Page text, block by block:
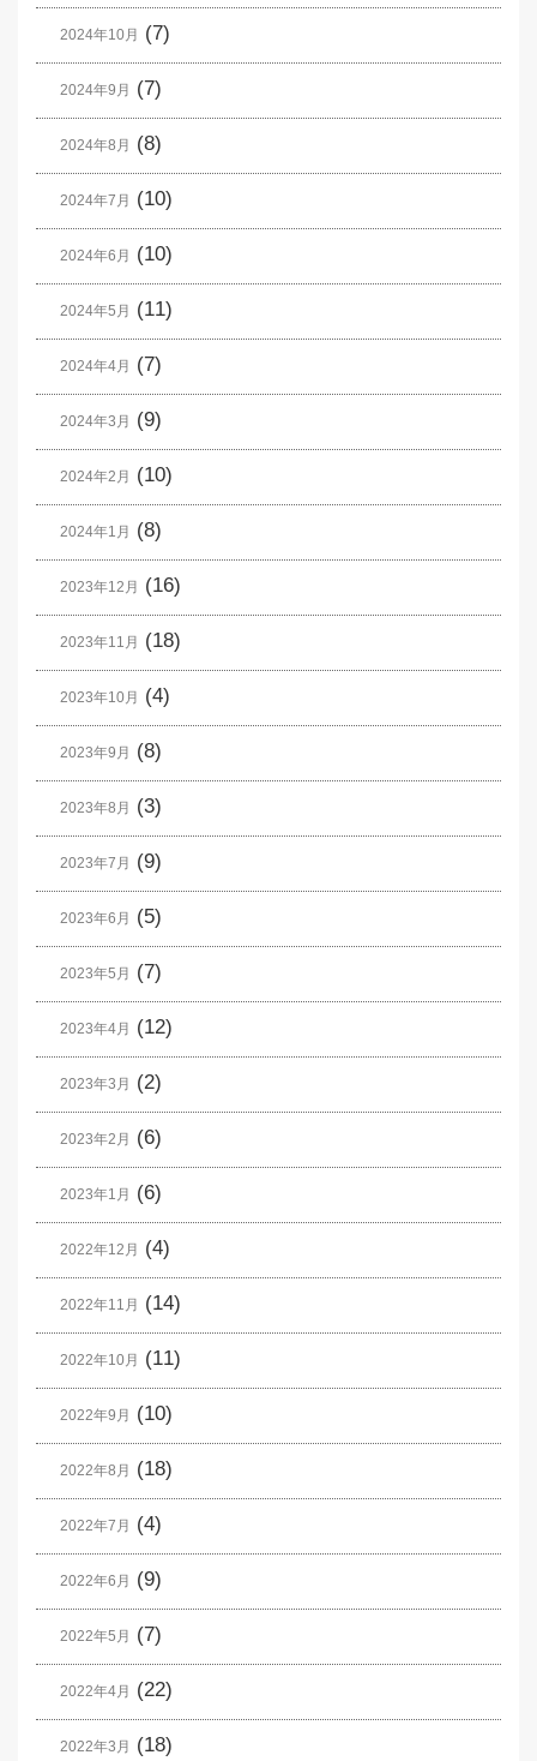
2024年10月 (7)
2024年9月 (7)
2024年8月 (8)
2024年7月 (10)
2024年6月 (10)
2024年5月 (11)
2024年4月 (7)
2024年3月 (9)
2024年2月 (10)
2024年1月 (8)
2023年12月 (16)
2023年11月 (18)
2023年10月 (4)
2023年9月 (8)
2023年8月 (3)
2023年7月 (9)
2023年6月 (5)
2023年5月 (7)
2023年4月 (12)
2023年3月 (2)
2023年2月 (6)
2023年1月 (6)
2022年12月 (4)
2022年11月 (14)
2022年10月 (11)
2022年9月 (10)
2022年8月 (18)
2022年7月 (4)
2022年6月 (9)
2022年5月 (7)
2022年4月 (22)
2022年3月 (18)